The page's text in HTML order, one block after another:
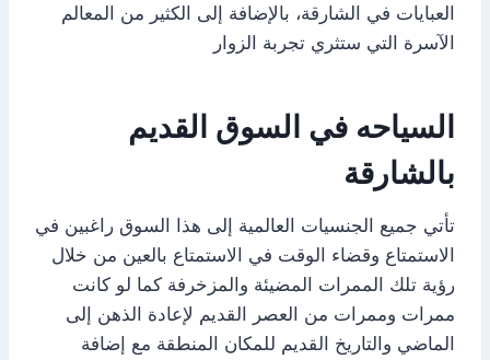
العبايات في الشارقة، بالإضافة إلى الكثير من المعالم
الآسرة التي ستثري تجربة الزوار
السياحه في السوق القديم
بالشارقة
تأتي جميع الجنسيات العالمية إلى هذا السوق راغبين في
الاستمتاع وقضاء الوقت في الاستمتاع بالعين من خلال
رؤية تلك الممرات المضيئة والمزخرفة كما لو كانت
ممرات وممرات من العصر القديم لإعادة الذهن إلى
الماضي والتاريخ القديم للمكان المنطقة مع إضافة